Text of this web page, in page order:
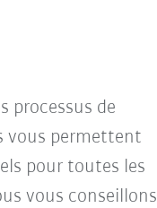
processus de
vous permettent
pour toutes les
vous conseillons